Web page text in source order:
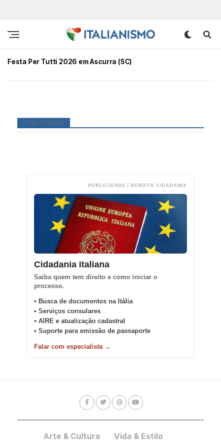
Festa Per Tutti 2026 em Ascurra (SC)
PUBLICIDADE
PUBLICIDADE / BENDITA CIDADANIA
Cidadania italiana
Saiba quem tem direito e como iniciar o
processo.
• Busca de documentos na Itália
• Serviços consulares
• AIRE e atualização cadastral
• Suporte para emissão de passaporte
Falar com especialista →
Arte & Cultura Vida & Estilo